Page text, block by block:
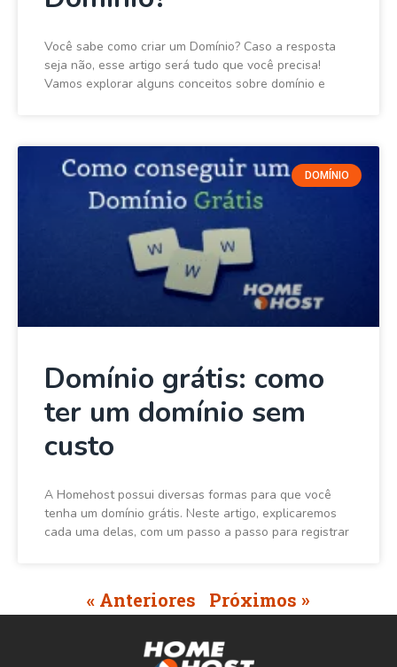
Você sabe como criar um Domínio? Caso a resposta
seja não, esse artigo será tudo que você precisa!
Vamos explorar alguns conceitos sobre domínio e
DOMÍNIO
Domínio grátis: como
ter um domínio sem
custo
A Homehost possui diversas formas para que você
tenha um domínio grátis. Neste artigo, explicaremos
cada uma delas, com um passo a passo para registrar
« Anteriores Próximos »